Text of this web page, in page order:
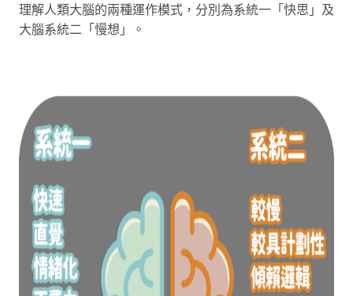
理解人類大腦的兩種運作模式，分別為系統一「快思」及
大腦系統二「慢想」。